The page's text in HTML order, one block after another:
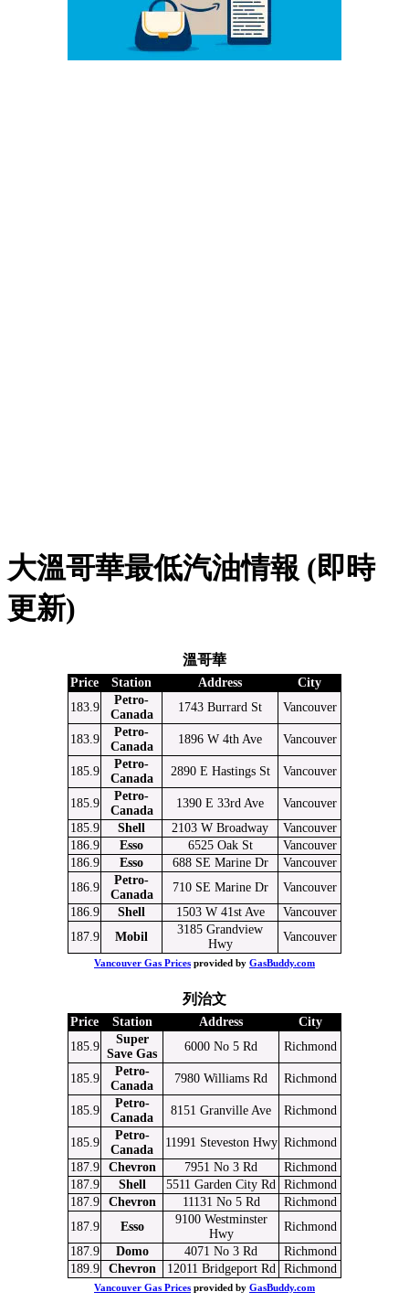
大溫哥華最低汽油情報 (即時
更新)
溫哥華
Price Station Address
City
183.9
Petro-
Canada
1743 Burrard St Vancouver
183.9
Petro-
Canada
1896 W 4th Ave Vancouver
185.9
Petro-
Canada
2890 E Hastings St Vancouver
185.9
Petro-
Canada
1390 E 33rd Ave
Vancouver
185.9
Shell 2103 W Broadway
Vancouver
186.9
Esso 6525 Oak St
Vancouver
186.9
Esso 688 SE Marine Dr
Vancouver
186.9
Petro-
Canada
710 SE Marine Dr
Vancouver
186.9
Shell 1503 W 41st Ave
Vancouver
187.9
Mobil
3185 Grandview
Hwy
Vancouver
Vancouver Gas Prices provided by GasBuddy.com
列治文
Price Station Address
City
185.9
Super
Save Gas
6000 No 5 Rd Richmond
185.9
Petro-
Canada
7980 Williams Rd Richmond
185.9
Petro-
Canada
8151 Granville Ave Richmond
185.9
Petro-
Canada
11991 Steveston Hwy Richmond
187.9
Chevron 7951 No 3 Rd
Richmond
187.9
Shell 5511 Garden City Rd Richmond
187.9
Chevron 11131 No 5 Rd
Richmond
187.9
Esso
9100 Westminster
Hwy
Richmond
187.9
Domo 4071 No 3 Rd
Richmond
189.9
Chevron 12011 Bridgeport Rd Richmond
Vancouver Gas Prices provided by GasBuddy.com